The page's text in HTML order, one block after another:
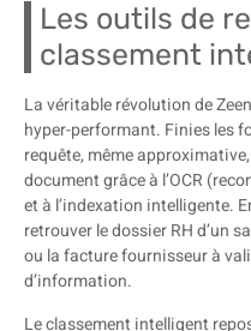
Les outils de
classement
La véritable révolution de
hyper-performant. Finies les
requête, même
document grâce à l’OCR
et à l’indexation intelligente.
retrouver le dossier RH d’un
ou la facture fournisseur à
d’information.
Le classement intelligent